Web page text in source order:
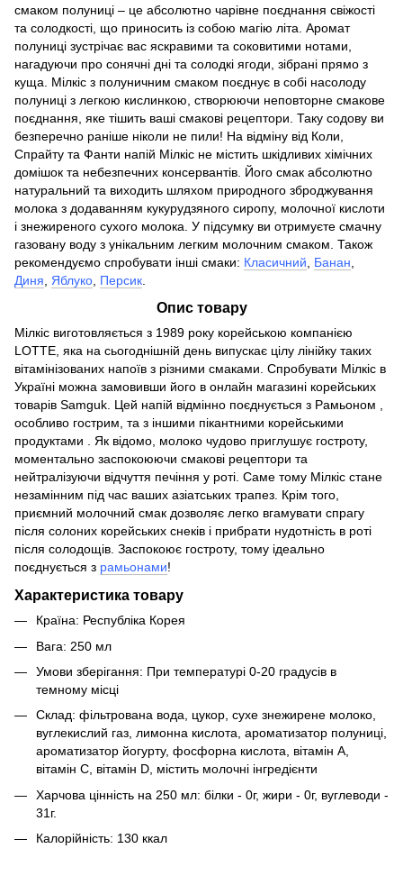
смаком полуниці – це абсолютно чарівне поєднання свіжості
та солодкості, що приносить із собою магію літа. Аромат
полуниці зустрічає вас яскравими та соковитими нотами,
нагадуючи про сонячні дні та солодкі ягоди, зібрані прямо з
куща. Мілкіс з полуничним смаком поєднує в собі насолоду
полуниці з легкою кислинкою, створюючи неповторне смакове
поєднання, яке тішить ваші смакові рецептори. Таку содову ви
безперечно раніше ніколи не пили! На відміну від Коли,
Спрайту та Фанти напій Мілкіс не містить шкідливих хімічних
домішок та небезпечних консервантів. Його смак абсолютно
натуральний та виходить шляхом природного зброджування
молока з додаванням кукурудзяного сиропу, молочної кислоти
і знежиреного сухого молока. У підсумку ви отримуєте смачну
газовану воду з унікальним легким молочним смаком. Також
рекомендуємо спробувати інші смаки: Класичний Банан
Диня
Яблуко Персик
Опис товару
Мілкіс виготовляється з 1989 року корейською компанією
LOTTE, яка на сьогоднішній день випускає цілу лінійку таких
вітамінізованих напоїв з різними смаками. Спробувати Мілкіс в
Україні можна замовивши його в онлайн магазині корейських
товарів Samguk. Цей напій відмінно поєднується з Рамьоном ,
особливо гострим, та з іншими пікантними корейськими
продуктами . Як відомо, молоко чудово приглушує гостроту,
моментально заспокоюючи смакові рецептори та
нейтралізуючи відчуття печіння у роті. Саме тому Мілкіс стане
незамінним під час ваших азіатських трапез. Крім того,
приємний молочний смак дозволяє легко вгамувати спрагу
після солоних корейських снеків і прибрати нудотність в роті
після солодощів. Заспокоює гостроту, тому ідеально
поєднується з рамьонами!
Характеристика товару
Країна: Республіка Корея
Вага: 250 мл
Умови зберігання: При температурі 0-20 градусів в
темному місці
Склад: фільтрована вода, цукор, сухе знежирене молоко,
вуглекислий газ, лимонна кислота, ароматизатор полуниці,
ароматизатор йогурту, фосфорна кислота, вітамін А,
вітамін С, вітамін D, містить молочні інгредієнти
Харчова цінність на 250 мл: білки - 0г, жири - 0г, вуглеводи -
31г.
Калорійність: 130 ккал